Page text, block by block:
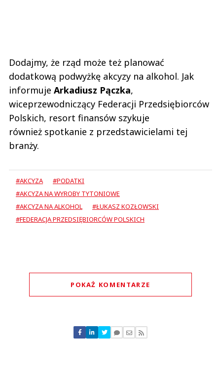
Dodajmy, że rząd może też planować
dodatkową podwyżkę akcyzy na alkohol. Jak
informuje Arkadiusz Pączka,
wiceprzewodniczący Federacji Przedsiębiorców
Polskich, resort finansów szykuje
również spotkanie z przedstawicielami tej
branży.
#AKCYZA
#PODATKI
#AKCYZA NA WYROBY TYTONIOWE
#AKCYZA NA ALKOHOL
#ŁUKASZ KOZŁOWSKI
#FEDERACJA PRZEDSIĘBIORCÓW POLSKICH
POKAŻ KOMENTARZE